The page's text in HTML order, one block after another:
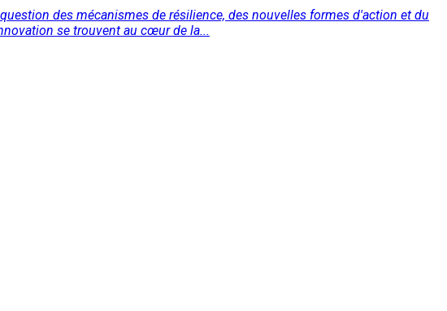
des mécanismes de résilience, des nouvelles formes d'action et du
se trouvent au cœur de la...